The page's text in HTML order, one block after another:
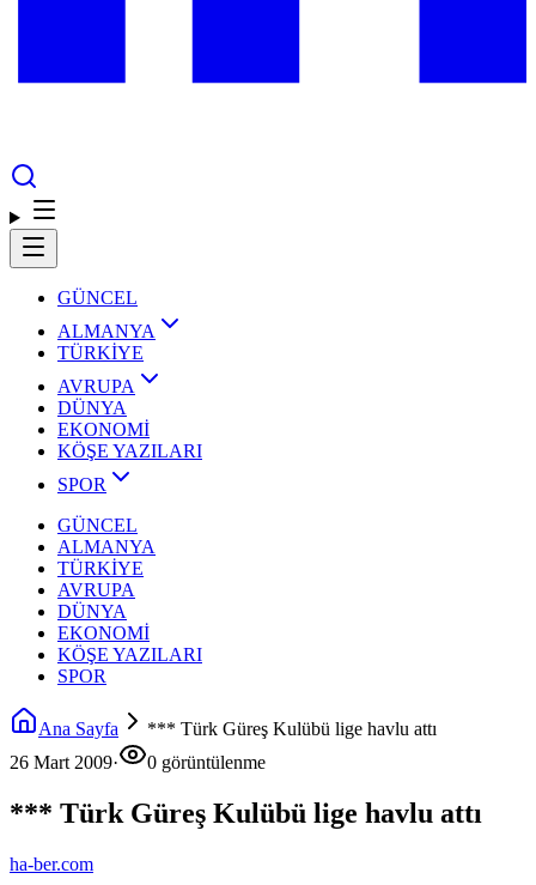
GÜNCEL
ALMANYA
TÜRKİYE
AVRUPA
DÜNYA
EKONOMİ
KÖŞE YAZILARI
SPOR
GÜNCEL
ALMANYA
TÜRKİYE
AVRUPA
DÜNYA
EKONOMİ
KÖŞE YAZILARI
SPOR
Ana Sayfa
*** Türk Güreş Kulübü lige havlu attı
26 Mart 2009· 0 görüntülenme
*** Türk Güreş Kulübü lige havlu attı
ha-ber.com